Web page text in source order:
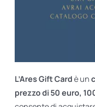
L’Ares Gift Cardè un
prezzo di 50 euro,